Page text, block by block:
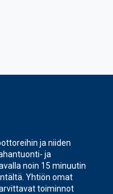
ja niiden
ja
noin 15 minuutin
Yhtiön omat
toiminnot